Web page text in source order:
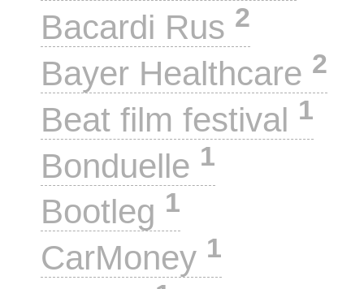
Bacardi Rus 2
Bayer Healthcare 2
Beat film festival 1
Bonduelle 1
Bootleg 1
CarMoney 1